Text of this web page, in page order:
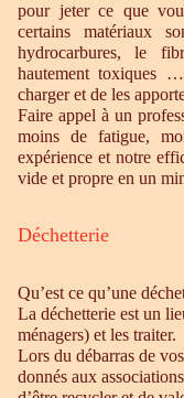
pour jeter ce que
certains matériaux
hydrocarbures, le
hautement toxiques
charger et de les
Faire appel à un
moins de fatigue,
expérience et notre
vide et propre en un
Déchetterie
Qu’est ce qu’une
La déchetterie est un
ménagers) et les traiter.
Lors du débarras de
donnés aux